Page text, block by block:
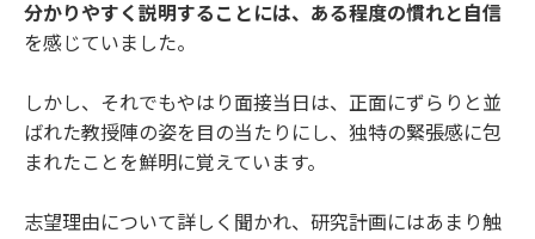
分かりやすく説明することには、ある程度の慣れと自信
を感じていました。
しかし、それでもやはり面接当日は、正面にずらりと並
ばれた教授陣の姿を目の当たりにし、独特の緊張感に包
まれたことを鮮明に覚えています。
志望理由について詳しく聞かれ、研究計画にはあまり触